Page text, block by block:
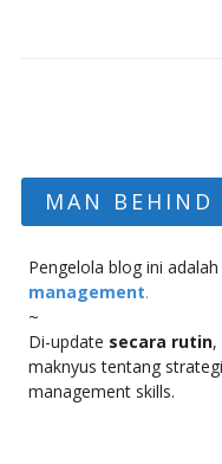
MAN BEHIND
Pengelola blog ini adalah
management.
~
Di-update secara rutin,
maknyus tentang
management skills.